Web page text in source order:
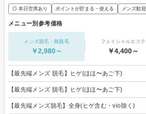
◎ 本日空席あり ポイントが貯まる・使える メンズ歓迎
メニュー別参考価格
メンズ脱毛・髭脱毛
￥2,980～
フェイシャルエステ
￥4,400～
【最先端メンズ 脱毛】ヒゲ(ほほ〜あご下)
【最先端メンズ 脱毛】ヒゲ(ほほ〜あご下)
【最先端メンズ脱毛】全身(ヒゲ含む・vio除く)